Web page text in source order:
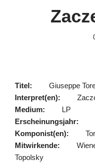
Titel:
Giuseppe
Interpret(en):
Medium:
LP
Erscheinungsjahr:
Komponist(en):
Mitwirkende:
Topolsky